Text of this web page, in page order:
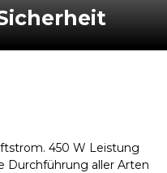
450 W Leistung
Durchführung aller Arten